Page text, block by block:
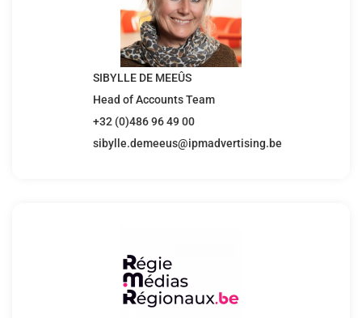
SIBYLLE DE MEEÛS
Head of Accounts Team
+32 (0)486 96 49 00
sibylle.demeeus@ipmadvertising.be